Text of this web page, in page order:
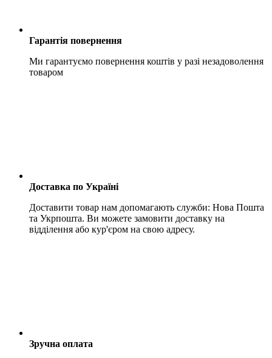
Гарантія повернення
Ми гарантуємо повернення коштів у разі незадоволення
товаром
Доставка по Україні
Доставити товар нам допомагають служби: Нова Пошта
та Укрпошта. Ви можете замовити доставку на
відділення або кур'єром на свою адресу.
Зручна оплата